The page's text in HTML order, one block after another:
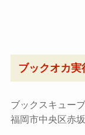
ブックオカ
ブックスキュー
福岡市中央区赤